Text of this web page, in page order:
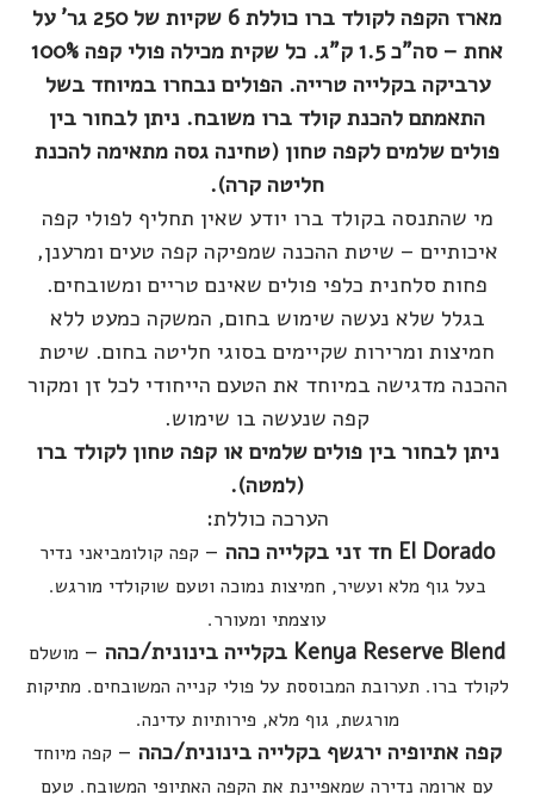
מארז הקפה לקולד ברו כוללת 6 שקיות של 250 גר' על
אחת – סה"כ 1.5 ק"ג. כל שקית מכילה פולי קפה 100%
ערביקה בקלייה טרייה. הפולים נבחרו במיוחד בשל
התאמתם להכנת קולד ברו משובח. ניתן לבחור בין
פולים שלמים לקפה טחון (טחינה גסה מתאימה להכנת
חליטה קרה).
מי שהתנסה בקולד ברו יודע שאין תחליף לפולי קפה
איכותיים – שיטת ההכנה שמפיקה קפה טעים ומרענן,
פחות סלחנית כלפי פולים שאינם טריים ומשובחים.
בגלל שלא נעשה שימוש בחום, המשקה כמעט ללא
חמיצות ומרירות שקיימים בסוגי חליטה בחום. שיטת
ההכנה מדגישה במיוחד את הטעם הייחודי לכל זן ומקור
קפה שנעשה בו שימוש.
ניתן לבחור בין פולים שלמים או קפה טחון לקולד ברו
(למטה).
הערכה כוללת:
El Dorado חד זני בקלייה כהה
– קפה קולומביאני נדיר
בעל גוף מלא ועשיר, חמיצות נמוכה וטעם שוקולדי מורגש.
עוצמתי ומעורר.
Kenya Reserve Blend בקלייה בינונית/כהה – מושלם
לקולד ברו. תערובת המבוססת על פולי קנייה המשובחים. מתיקות
מורגשת, גוף מלא, פירותיות עדינה.
קפה אתיופיה ירגשף בקלייה בינונית/כהה – קפה מיוחד
עם ארומה נדירה שמאפיינת את הקפה האתיופי המשובח. טעם